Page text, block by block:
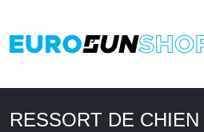
RESSORT DE